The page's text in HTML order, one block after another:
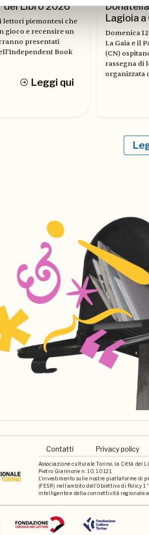
del Libro 2026
lettori piemontesi che
gioco e recensire un
presentati
Book
Leggi qui
Lagioia
Domenica
La Gaia e il
(CN)
rassegna di
organizzata
Associazione culturale Torino, la Città del
Pietro Giannone n. 10, 10121.
L'investimento sulle nostre piattaforme di
(FESR) nell’ambito dell’Obiettivo di
intelligente e della connettività regionale
Contatti Privacy policy